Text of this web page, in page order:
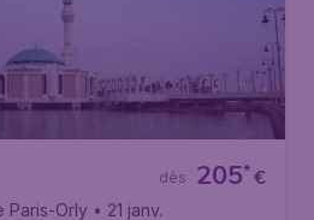
€
205*
dès
Paris-Orly • 21 janv.